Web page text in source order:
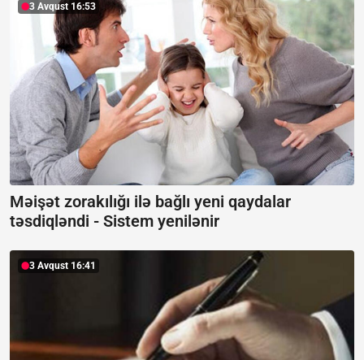
3 Avqust 16:53
Məişət zorakılığı ilə bağlı yeni qaydalar
təsdiqləndi - Sistem yenilənir
3 Avqust 16:41